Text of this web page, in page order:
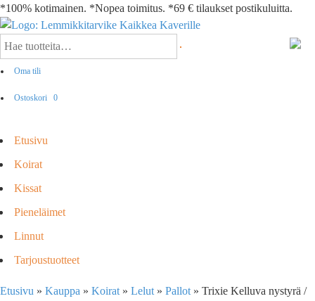
*100% kotimainen. *Nopea toimitus. *69 € tilaukset postikuluitta.
Oma tili
Ostoskori 0
Etusivu
Koirat
Kissat
Pieneläimet
Linnut
Tarjoustuotteet
Etusivu » Kauppa » Koirat » Lelut » Pallot » Trixie Kelluva nystyrä /